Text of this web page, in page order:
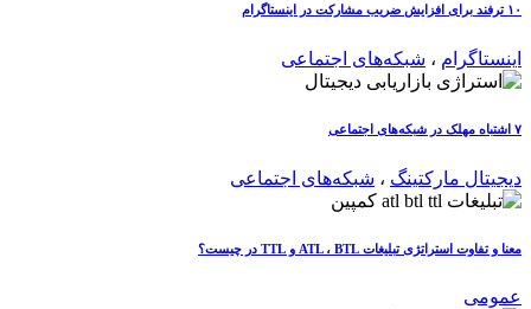
۱۰ ترفند برای افزایش ضریب مشارکت در اینستاگرام
اینستاگرام ، شبکه‌های اجتماعی
۷ اشتباه مهلک در شبکه‌های اجتماعی
دیجیتال مارکتینگ ، شبکه‌های اجتماعی
معنا و تفاوت استراتژی تبلیغات ATL ، BTL و TTL در چیست؟
عمومی